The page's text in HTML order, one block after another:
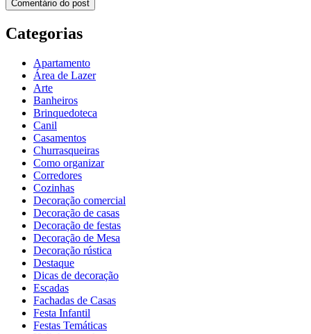
Categorias
Apartamento
Área de Lazer
Arte
Banheiros
Brinquedoteca
Canil
Casamentos
Churrasqueiras
Como organizar
Corredores
Cozinhas
Decoração comercial
Decoração de casas
Decoração de festas
Decoração de Mesa
Decoração rústica
Destaque
Dicas de decoração
Escadas
Fachadas de Casas
Festa Infantil
Festas Temáticas